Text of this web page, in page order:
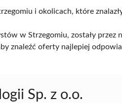
i okolicach, które
w Strzegomiu, zostały przez
znaleźć oferty najlepiej
Sp. z o.o.